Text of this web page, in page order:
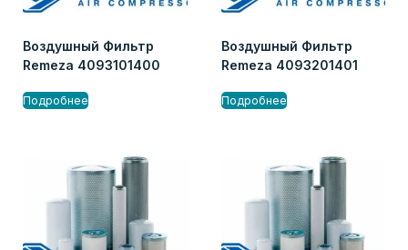
Воздушный Фильтр
Remeza 4093101400
Подробнее
Воздушный Фильтр
Remeza 4093201401
Подробнее